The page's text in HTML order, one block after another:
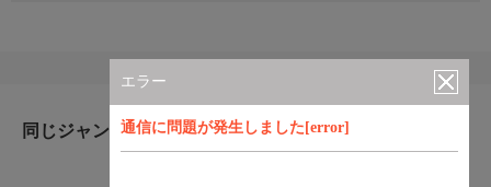
エラー
通信に問題が発生しました[error]
同じジャンルのおすすめ番組